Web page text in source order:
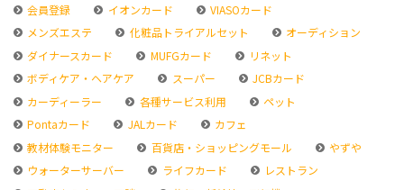
会員登録
イオンカード
VIASOカード
メンズエステ
化粧品トライアルセット
オーディション
ダイナースカード
MUFGカード
リネット
ボディケア・ヘアケア
スーパー
JCBカード
カーディーラー
各種サービス利用
ペット
Pontaカード
JALカード
カフェ
教材体験モニター
百貨店・ショッピングモール
やずや
ウォーターサーバー
ライフカード
レストラン